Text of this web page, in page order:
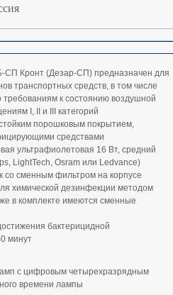
СП Кронт (Дезар-СП) предназначен для
транспортных средств, в том числе
к состоянию воздушной
I, II и III категорий
порошковым покрытием,
средствами
ультрафиолетовая 16 Вт, средний
LightTech, Osram или Ledvance)
со сменным фильтром на корпусе
химической дезинфекции методом
в комплекте имеются сменные
бактерицидной
минут
с цифровым четырехразрядным
времени лампы